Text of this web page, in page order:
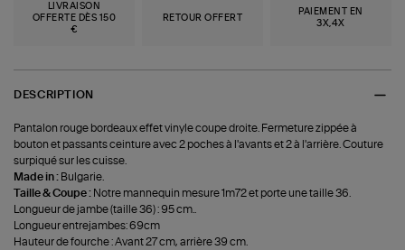
LIVRAISON
OFFERTE DÈS 150
€
RETOUR OFFERT
PAIEMENT EN
3X,4X
DESCRIPTION
Pantalon rouge bordeaux effet vinyle coupe droite. Fermeture zippée à
bouton et passants ceinture avec 2 poches à l'avants et 2 à l'arrière. Couture
surpiqué sur les cuisse.
Made in : Bulgarie.
Taille & Coupe : Notre mannequin mesure 1m72 et porte une taille 36.
Longueur de jambe (taille 36) : 95 cm..
Longueur entrejambes: 69cm
Hauteur de fourche : Avant 27 cm, arrière 39 cm.